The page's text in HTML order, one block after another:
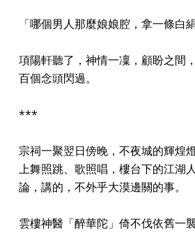
「哪個男人那麼娘娘腔，拿一條白
項陽軒聽了，神情一凜，顧盼之間
百個念頭閃過。
***
宗祠一聚翌日傍晚，不夜城的輝煌
上舞照跳、歌照唱，樓台下的江湖
論，講的，不外乎大漠邊關的事。
雲樓神醫「醉華陀」倚不伐依舊一